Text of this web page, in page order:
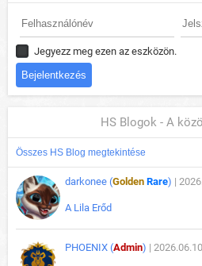
Jegyezz meg ezen az eszközön.
HS Blogok - A
Összes HS Blog megtekintése
darkonee (Golden Rare) |
A Lila Erőd
PHOENIX (Admin) |